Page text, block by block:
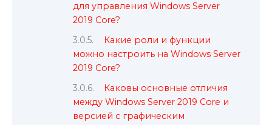
для управления Windows Server
2019 Core?
Какие роли и функции
можно настроить на Windows Server
2019 Core?
Каковы основные отличия
между Windows Server 2019 Core и
версией с графическим